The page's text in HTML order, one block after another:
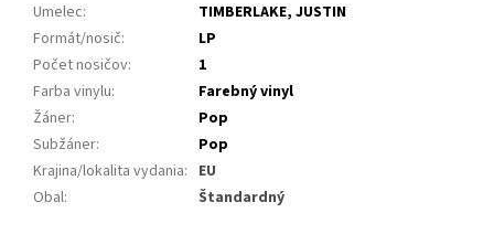
Umelec:
TIMBERLAKE, JUSTIN
Formát/nosič:
LP
Počet nosičov:
1
Farba vinylu:
Farebný vinyl
Žáner:
Pop
Subžáner:
Pop
Krajina/lokalita vydania: EU
Obal: Štandardný